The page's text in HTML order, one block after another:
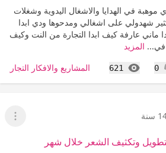
موهبة في الهدايا والاشغال اليدوية وشغلات
شهدولي على اشغالي ومدحوها ودي ابدا
عارفة كيف ابدا التجارة من النت وكيف
في... المزيد
إعجاب
0
621
المشاهدات المشاريع والافكار
سنة
عرض
وتكثيف الشعر خلال شهر